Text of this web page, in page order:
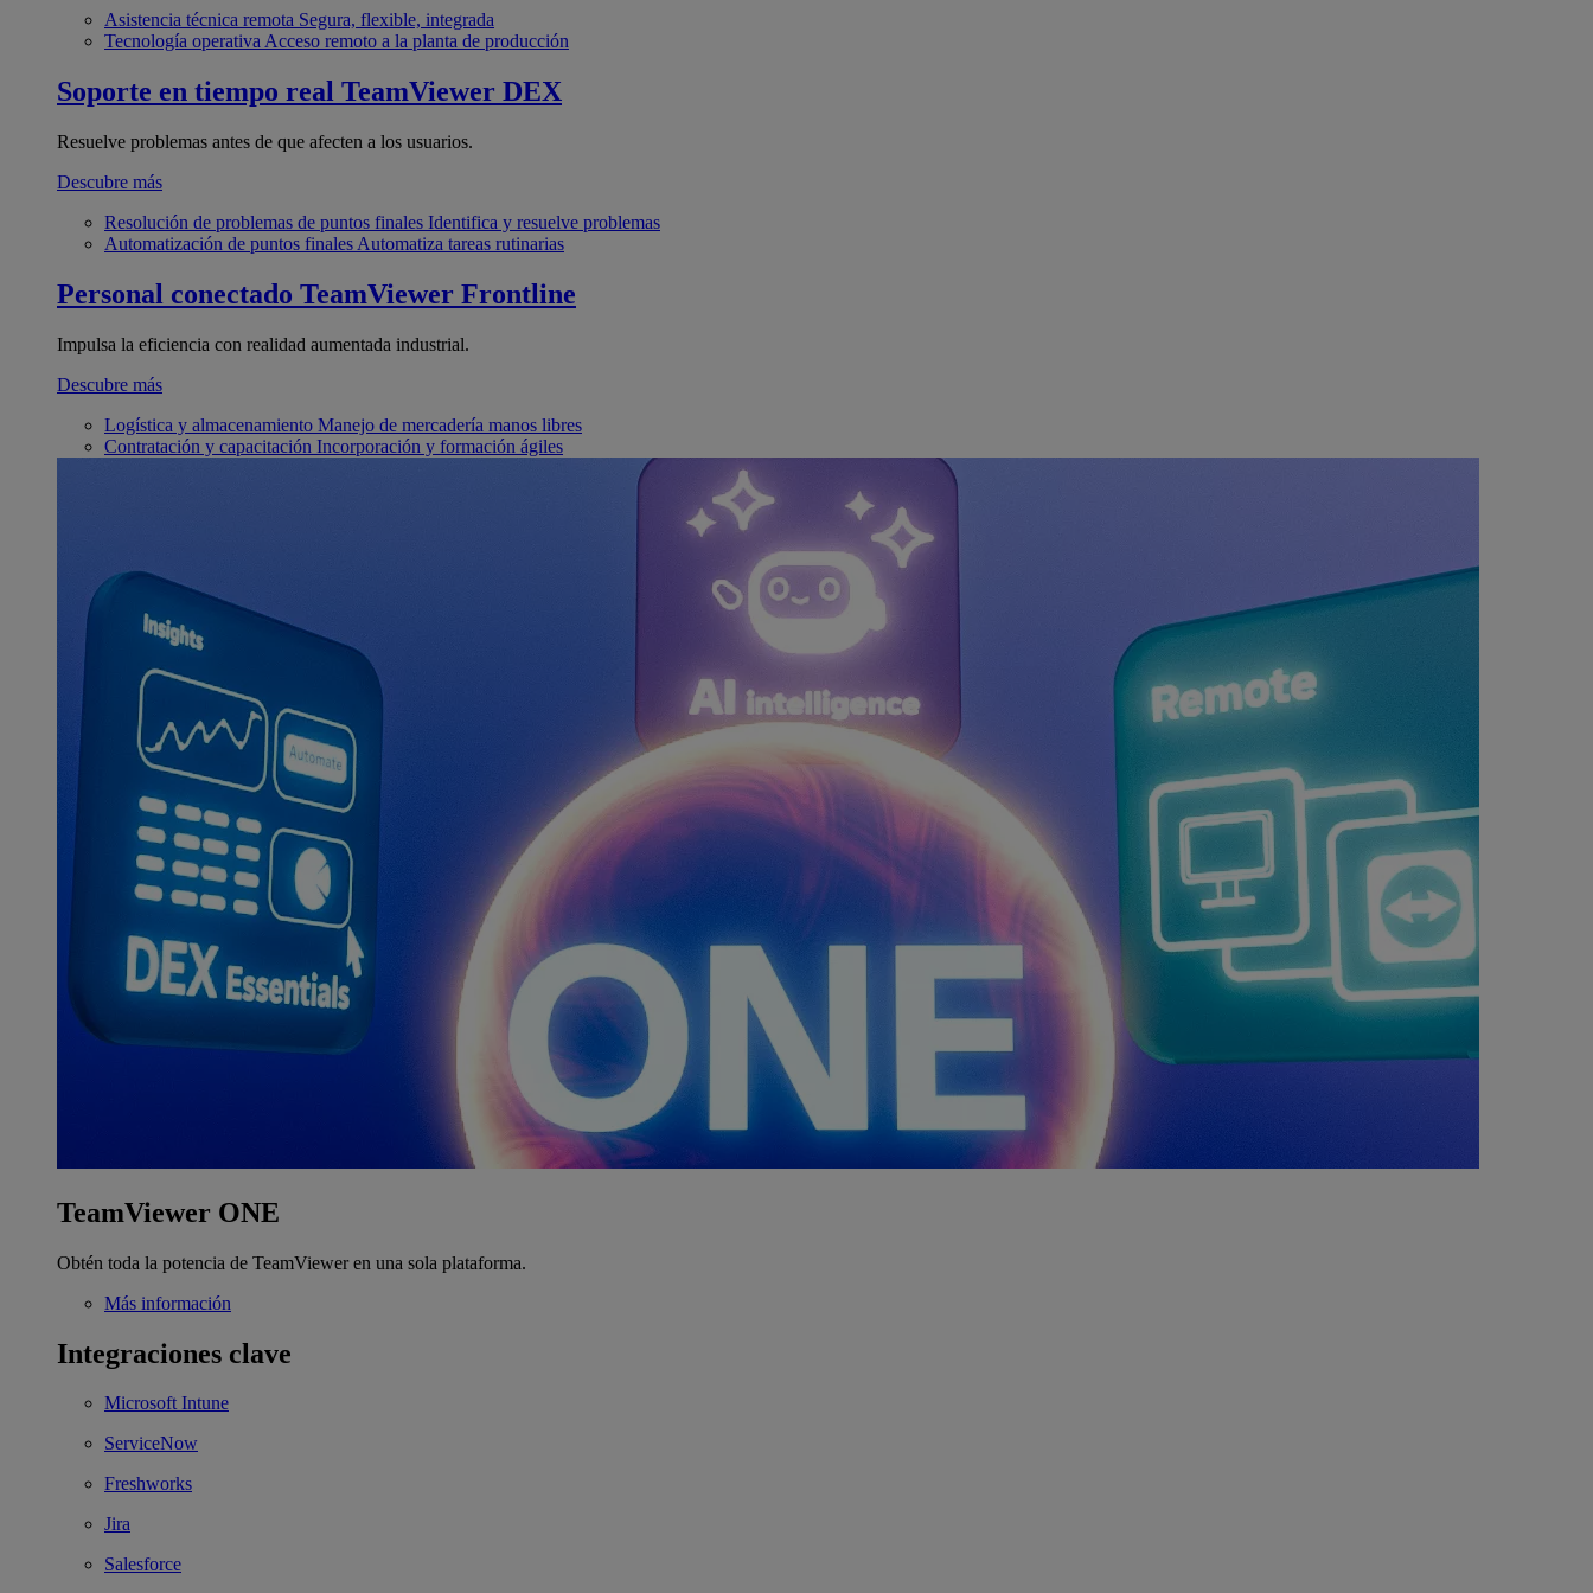
Asistencia técnica remota Segura, flexible, integrada
Tecnología operativa Acceso remoto a la planta de producción
Soporte en tiempo real TeamViewer DEX
Resuelve problemas antes de que afecten a los usuarios.
Descubre más
Resolución de problemas de puntos finales Identifica y resuelve problemas
Automatización de puntos finales Automatiza tareas rutinarias
Personal conectado TeamViewer Frontline
Impulsa la eficiencia con realidad aumentada industrial.
Descubre más
Logística y almacenamiento Manejo de mercadería manos libres
Contratación y capacitación Incorporación y formación ágiles
TeamViewer ONE
Obtén toda la potencia de TeamViewer en una sola plataforma.
Más información
Integraciones clave
Microsoft Intune
ServiceNow
Freshworks
Jira
Salesforce